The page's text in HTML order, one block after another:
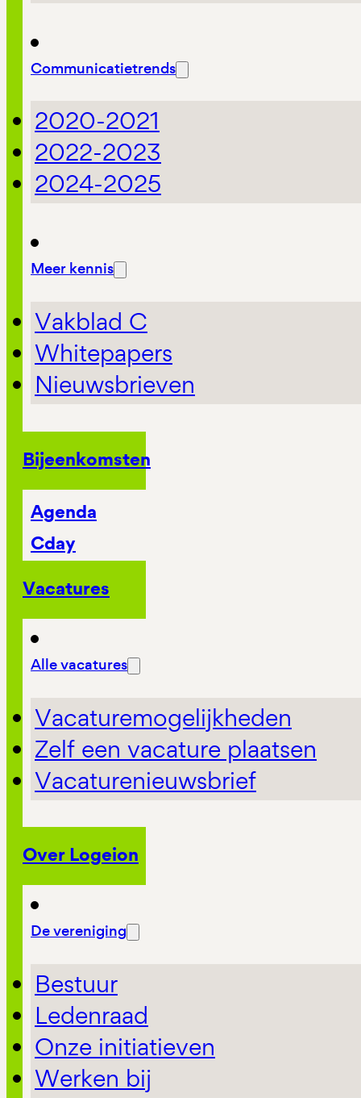
Communicatietrends
2020-2021
2022-2023
2024-2025
Meer kennis
Vakblad C
Whitepapers
Nieuwsbrieven
Bijeenkomsten
Agenda
Cday
Vacatures
Alle vacatures
Vacaturemogelijkheden
Zelf een vacature plaatsen
Vacaturenieuwsbrief
Over Logeion
De vereniging
Bestuur
Ledenraad
Onze initiatieven
Werken bij